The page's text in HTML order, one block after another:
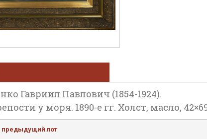
Гавриил Павлович (1854-1924).
у моря. 1890-е гг. Холст, масло,
предыдущий лот